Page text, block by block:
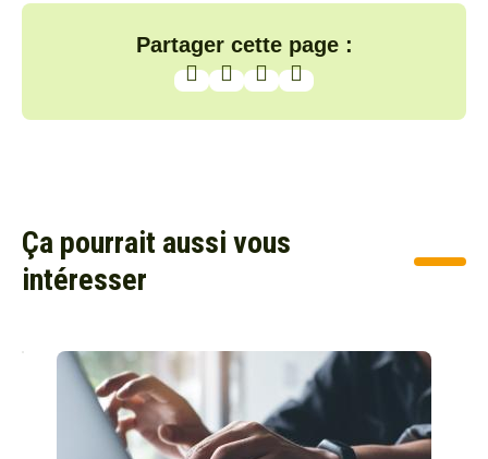
Partager cette page :
Ça pourrait aussi vous
intéresser